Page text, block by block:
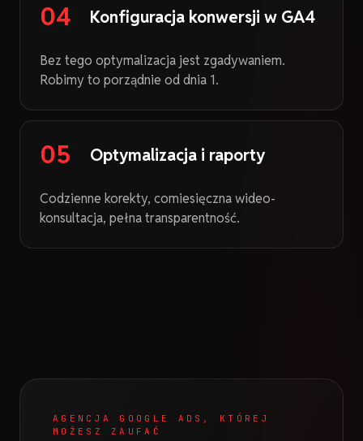
04 Konfiguracja konwersji w GA4
Bez tego optymalizacja jest zgadywaniem.
Robimy to porządnie od dnia 1.
05 Optymalizacja i raporty
Codzienne korekty, comiesięczna wideo-
konsultacja, pełna transparentność.
AGENCJA GOOGLE ADS, KTÓREJ
MOŻESZ ZAUFAĆ